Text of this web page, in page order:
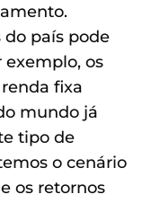
do país pode
exemplo, os
fixa
mundo já
tipo de
o cenário
os retornos